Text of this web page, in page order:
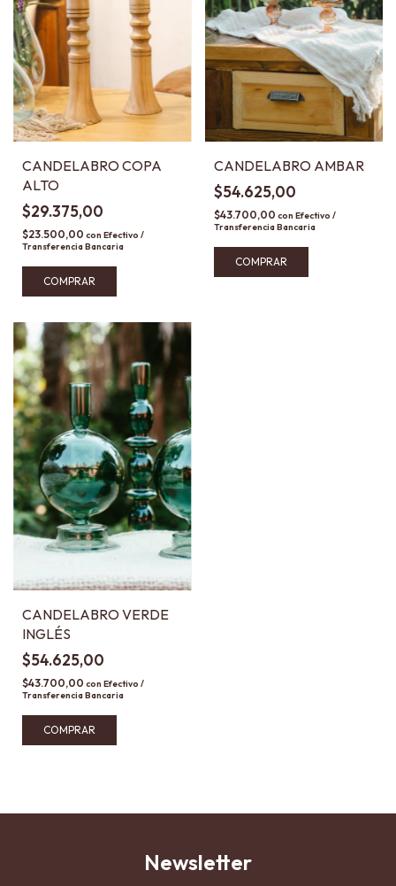
CANDELABRO COPA
ALTO
$29.375,00
$23.500,00 con Efectivo /
Transferencia Bancaria
CANDELABRO AMBAR
$54.625,00
$43.700,00 con Efectivo /
Transferencia Bancaria
CANDELABRO VERDE
INGLÉS
$54.625,00
$43.700,00 con Efectivo /
Transferencia Bancaria
Newsletter